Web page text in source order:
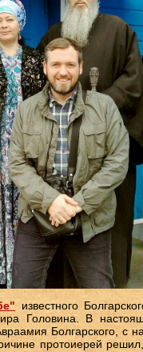
известного
Головина. В
Болгарского, с
протоиерей